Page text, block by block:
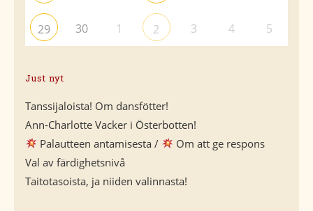
29 30 1 2 3 4 5
Just nyt
Tanssijaloista! Om dansfötter!
Ann-Charlotte Vacker i Österbotten!
Palautteen antamisesta /
Om att ge respons
Val av färdighetsnivå
Taitotasoista, ja niiden valinnasta!